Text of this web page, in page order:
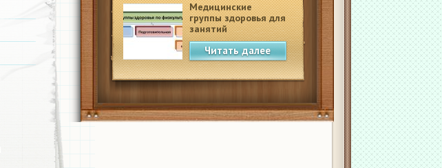
Медицинские
группы здоровья для
занятий
физкультурой в
школеЧитать далее